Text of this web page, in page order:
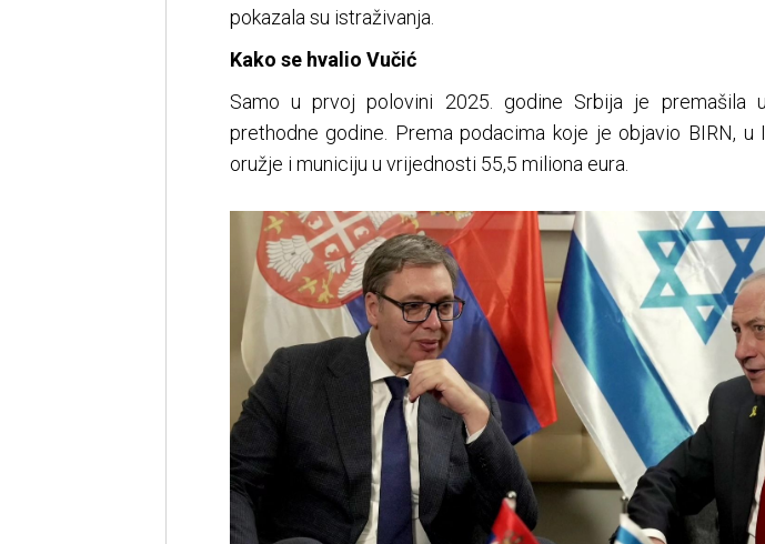
pokazala su istraživanja.
Kako se hvalio Vučić
Samo u prvoj polovini 2025. godine Srbija je premašila
prethodne godine. Prema podacima koje je objavio BIRN, u
oružje i municiju u vrijednosti 55,5 miliona eura.